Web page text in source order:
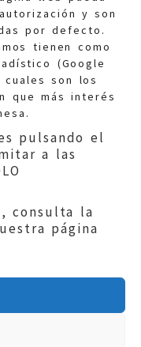
y son
por defecto.
tienen como
(Google
son los
que más interés
pulsando el
a las
consulta la
página
/
privacidad|
de Aragón|